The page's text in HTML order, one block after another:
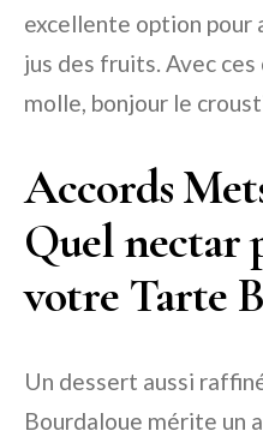
excellente option pour
jus des fruits. Avec
molle, bonjour le
Accords
Quel nectar
votre Tarte
Un dessert aussi
Bourdaloue mérite un